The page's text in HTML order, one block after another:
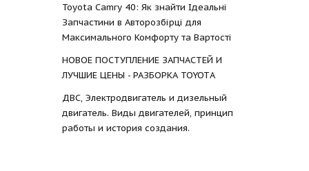
Toyota Camry 40: Як знайти Ідеальні
Запчастини в Авторозбірці для
Максимального Комфорту та Вартості
НОВОЕ ПОСТУПЛЕНИЕ ЗАПЧАСТЕЙ И
ЛУЧШИЕ ЦЕНЫ - РАЗБОРКА TOYOTА
ДВС, Электродвигатель и дизельный
двигатель. Виды двигателей, принцип
работы и история создания.